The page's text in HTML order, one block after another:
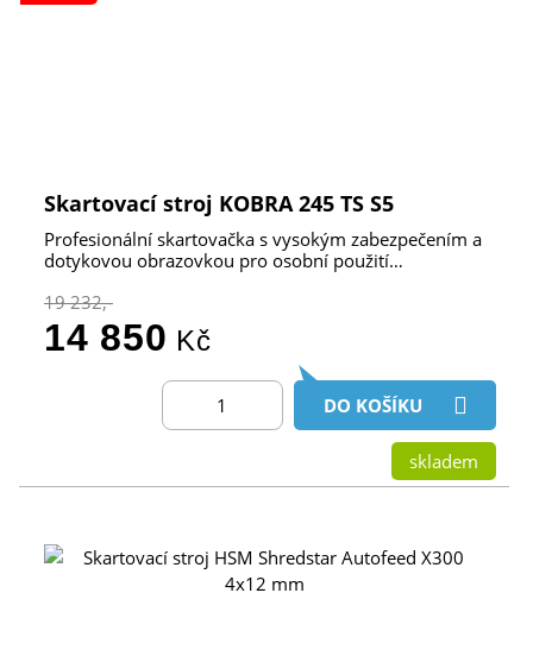
Skartovací stroj KOBRA 245 TS S5
Profesionální skartovačka s vysokým zabezpečením a
dotykovou obrazovkou pro osobní použití…
19 232,-
14 850 Kč
DO KOŠÍKU
skladem